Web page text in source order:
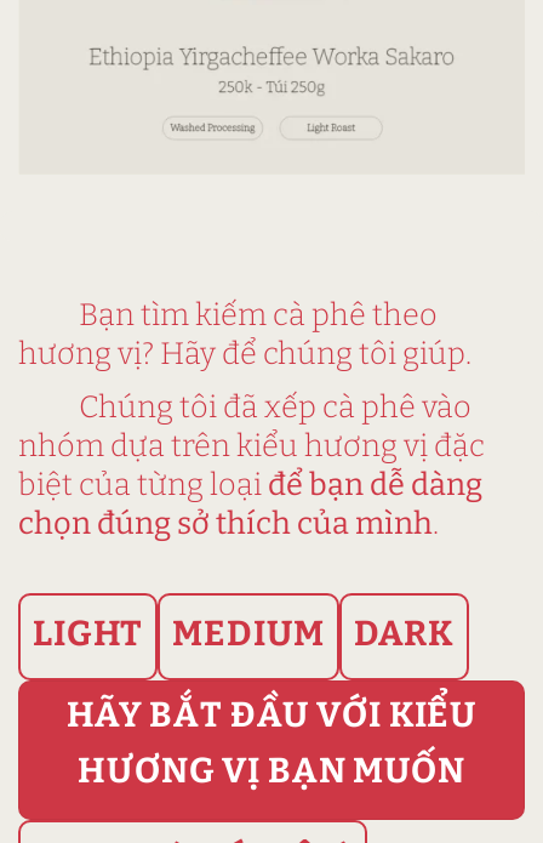
Bạn tìm kiếm cà phê theo
hương vị? Hãy để chúng tôi giúp.
Chúng tôi đã xếp cà phê vào
nhóm dựa trên kiểu hương vị đặc
biệt của từng loạiđể bạn dễ dàng
chọn đúng sở thích của mình.
LIGHT MEDIUM
DARK
HÃY BẮT ĐẦU VỚI KIỂU
HƯƠNG VỊ BẠN MUỐN